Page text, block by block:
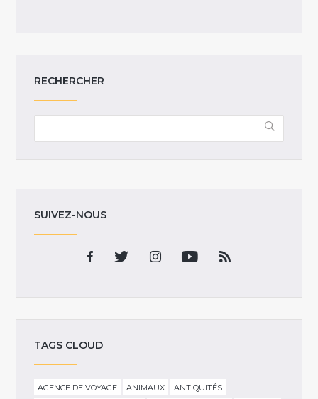
RECHERCHER
SUIVEZ-NOUS
TAGS CLOUD
AGENCE DE VOYAGE ANIMAUX
ANTIQUITÉS